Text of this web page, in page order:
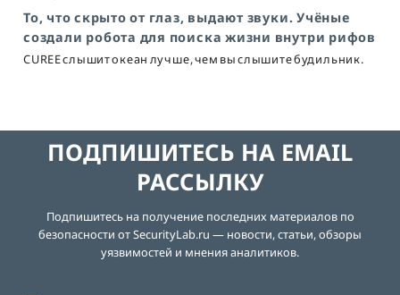
То, что скрыто от глаз, выдают звуки. Учёные
создали робота для поиска жизни внутри рифов
CUREE слышит океан лучше, чем вы слышите будильник.
ПОДПИШИТЕСЬ НА EMAIL
РАССЫЛКУ
Подпишитесь на получение последних материалов по
безопасности от SecurityLab.ru — новости, статьи, обзоры
уязвимостей и мнения аналитиков.